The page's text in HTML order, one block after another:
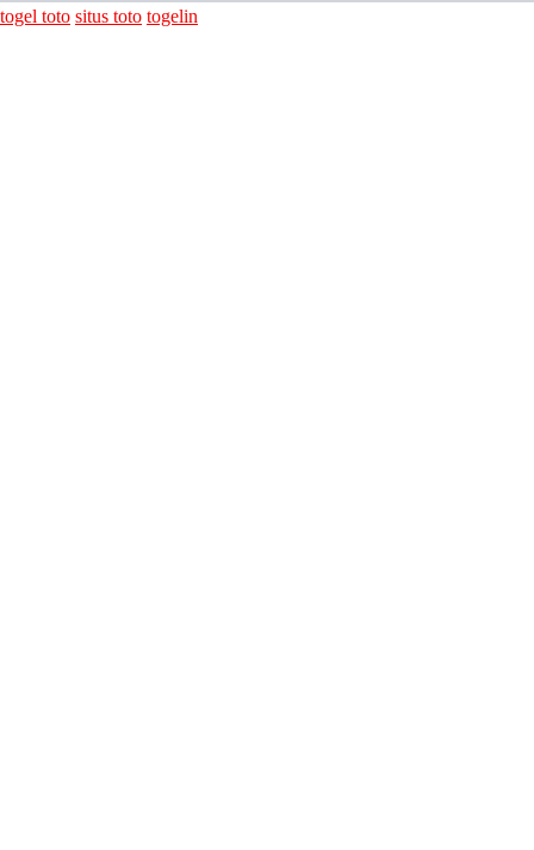
togel toto situs toto togelin